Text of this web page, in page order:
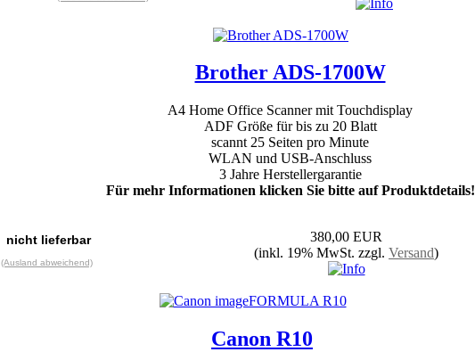
Brother ADS-1700W
A4 Home Office Scanner mit Touchdisplay
ADF Größe für bis zu 20 Blatt
scannt 25 Seiten pro Minute
WLAN und USB-Anschluss
3 Jahre Herstellergarantie
Für mehr Informationen klicken Sie bitte auf Produktdetails!
nicht lieferbar
(Ausland abweichend)
380,00 EUR
(inkl. 19% MwSt. zzgl. Versand)
Canon R10